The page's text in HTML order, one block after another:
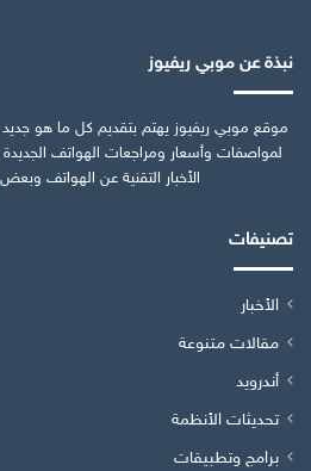
نبذة عن موبي ريفيوز
موقع موبي ريفيوز يهتم بتقديم كل ما هو
لمواصفات وأسعار ومراجعات الهواتف
الأخبار التقنية عن الهواتف
تصنيفات
الأخبار
مقالات متنوعة
أندرويد
تحديثات الأنظمة
برامج وتطبيقات